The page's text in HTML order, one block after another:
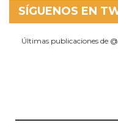
SÍGUENOS EN
Últimas publicaciones de